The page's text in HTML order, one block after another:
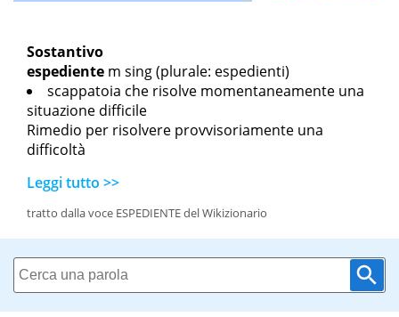
Sostantivo
espediente m sing(plurale: espedienti)
scappatoia che risolve momentaneamente una
situazione difficile
Rimedio per risolvere provvisoriamente una
difficoltà
Leggi tutto >>
tratto dalla voce ESPEDIENTE del Wikizionario